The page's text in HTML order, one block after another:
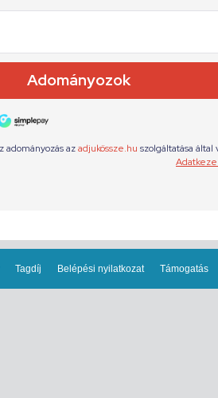
Tagdíj Belépési nyilatkozat Támogatás